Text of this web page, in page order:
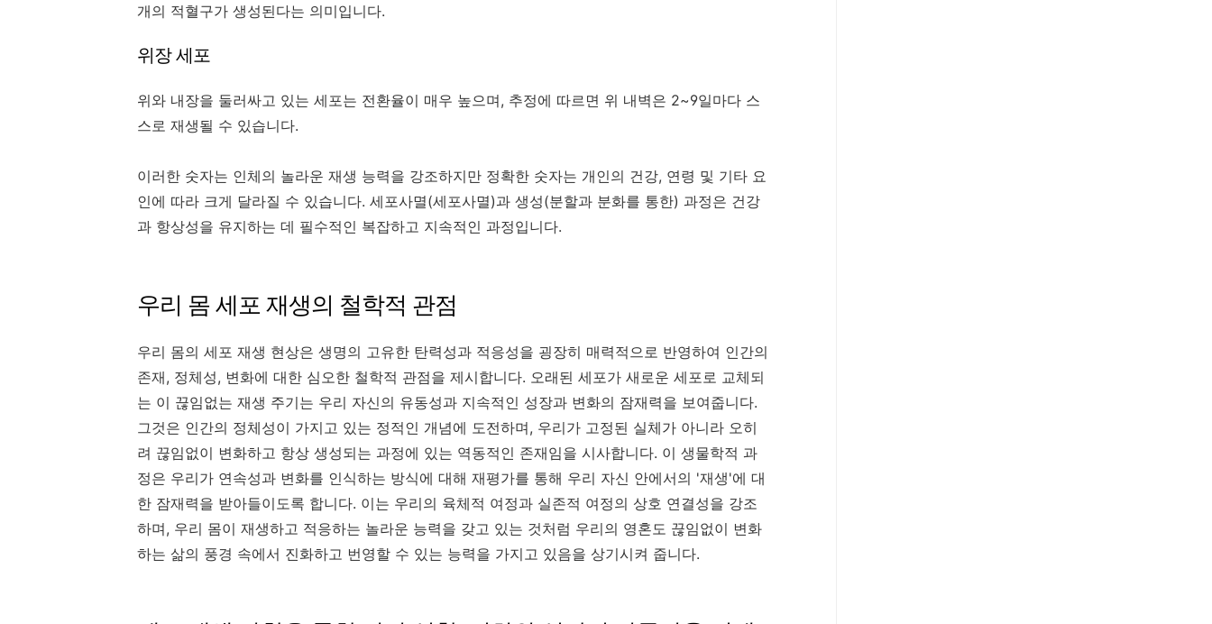
개의 적혈구가 생성된다는 의미입니다.
위장 세포
위와 내장을 둘러싸고 있는 세포는 전환율이 매우 높으며, 추정에 따르면 위 내벽은 2~9일마다 스
스로 재생될 수 있습니다.
이러한 숫자는 인체의 놀라운 재생 능력을 강조하지만 정확한 숫자는 개인의 건강, 연령 및 기타 요
인에 따라 크게 달라질 수 있습니다. 세포사멸(세포사멸)과 생성(분할과 분화를 통한) 과정은 건강
과 항상성을 유지하는 데 필수적인 복잡하고 지속적인 과정입니다.
우리 몸 세포 재생의 철학적 관점
우리 몸의 세포 재생 현상은 생명의 고유한 탄력성과 적응성을 굉장히 매력적으로 반영하여 인간의
존재, 정체성, 변화에 대한 심오한 철학적 관점을 제시합니다. 오래된 세포가 새로운 세포로 교체되
는 이 끊임없는 재생 주기는 우리 자신의 유동성과 지속적인 성장과 변화의 잠재력을 보여줍니다.
그것은 인간의 정체성이 가지고 있는 정적인 개념에 도전하며, 우리가 고정된 실체가 아니라 오히
려 끊임없이 변화하고 항상 생성되는 과정에 있는 역동적인 존재임을 시사합니다. 이 생물학적 과
정은 우리가 연속성과 변화를 인식하는 방식에 대해 재평가를 통해 우리 자신 안에서의 '재생'에 대
한 잠재력을 받아들이도록 합니다. 이는 우리의 육체적 여정과 실존적 여정의 상호 연결성을 강조
하며, 우리 몸이 재생하고 적응하는 놀라운 능력을 갖고 있는 것처럼 우리의 영혼도 끊임없이 변화
하는 삶의 풍경 속에서 진화하고 번영할 수 있는 능력을 가지고 있음을 상기시켜 줍니다.